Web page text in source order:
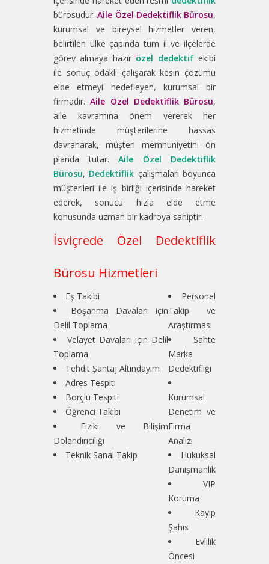
bürosudur.Aile Özel Dedektiflik Bürosu,
kurumsal ve bireysel hizmetler veren,
belirtilen ülke çapında tüm il ve ilçelerde
görev almaya hazır özel dedektifekibi
ile sonuç odaklı çalışarak kesin çözümü
elde etmeyi hedefleyen, kurumsal bir
firmadır.Aile Özel Dedektiflik Bürosu,
aile kavramına önem vererek her
hizmetinde müşterilerine hassas
davranarak, müşteri memnuniyetini ön
planda tutar. Aile Özel Dedektiflik
Bürosu, Dedektiflik çalışmaları boyunca
müşterileri ile iş birliği içerisinde hareket
ederek, sonucu hızla elde etme
konusunda uzman bir kadroya sahiptir.
İsviçrede Özel Dedektiflik
Bürosu Hizmetleri
Eş Takibi
Boşanma Davaları için
Delil Toplama
Velayet Davaları için Delil
Toplama
Tehdit Şantaj Altındayım
Adres Tespiti
Borçlu Tespiti
Öğrenci Takibi
Fiziki ve Bilişim
Dolandırıcılığı
Teknik Sanal Takip
Personel
Takip ve
Araştırması
Sahte
Marka
Dedektifliği
Kurumsal
Denetim ve
Firma
Analizi
Hukuksal
Danışmanlık
VIP
Koruma
Kayıp
Şahıs
Evlilik
Öncesi